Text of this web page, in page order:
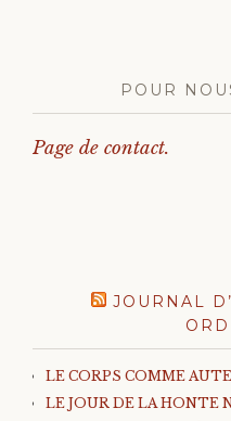
POUR
Page de contact.
JOURNAL
LE CORPS COMME
LE JOUR DE LA HONTE